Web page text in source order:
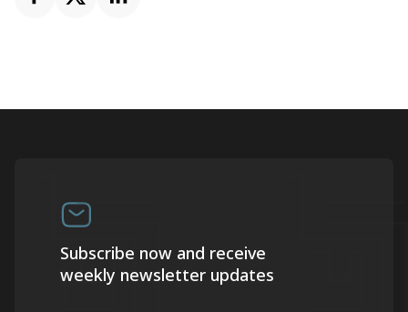
Subscribe now and receive
weekly newsletter updates